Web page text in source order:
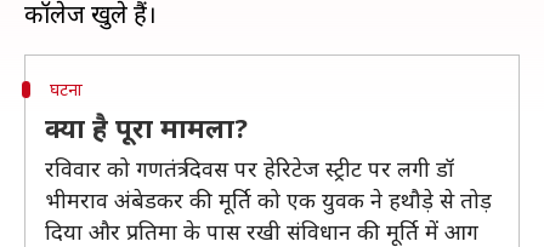
घटना
क्या है पूरा मामला?
रविवार को गणतंत्र दिवस पर हेरिटेज स्ट्रीट पर लगी डॉ
भीमराव अंबेडकर की मूर्ति को एक युवक ने हथौड़े से तोड़
दिया और प्रतिमा के पास रखी संविधान की मूर्ति में आग